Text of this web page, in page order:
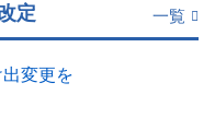
定 一覧
変更を